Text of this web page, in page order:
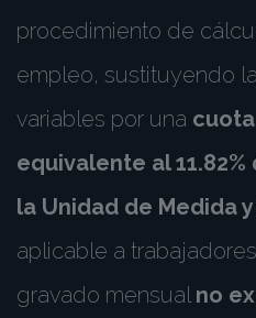
procedimiento de
empleo, sustituyendo
variables por una
equivalente al
la Unidad de Medida
aplicable a
gravado mensual no